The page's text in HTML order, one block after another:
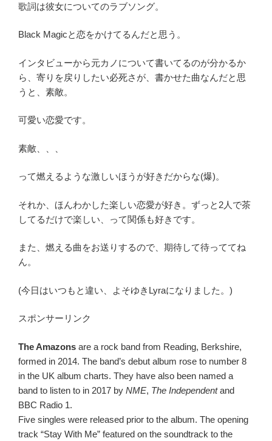
歌詞は彼女についてのラブソング。
Black Magicと恋をかけてるんだと思う。
インタビューから元カノについて書いてるのが分かるか
ら、寄りを戻りしたい必死さが、書かせた曲なんだと思
うと、素敵。
可愛い恋愛です。
素敵、、、
って燃えるような激しいほうが好きだからな(爆)。
それか、ほんわかした楽しい恋愛が好き。ずっと2人で茶
してるだけで楽しい、って関係も好きです。
また、燃える曲をお送りするので、期待して待っててね
ん。
(今日はいつもと違い、よそゆきLyraになりました。)
スポンサーリンク
The Amazons are a rock band from Reading, Berkshire,
formed in 2014. The band’s debut album rose to number 8
in the UK album charts. They have also been named a
band to listen to in 2017 by NME, The Independentand
BBC Radio 1.
Five singles were released prior to the album. The opening
track “Stay With Me” featured on the soundtrack to the